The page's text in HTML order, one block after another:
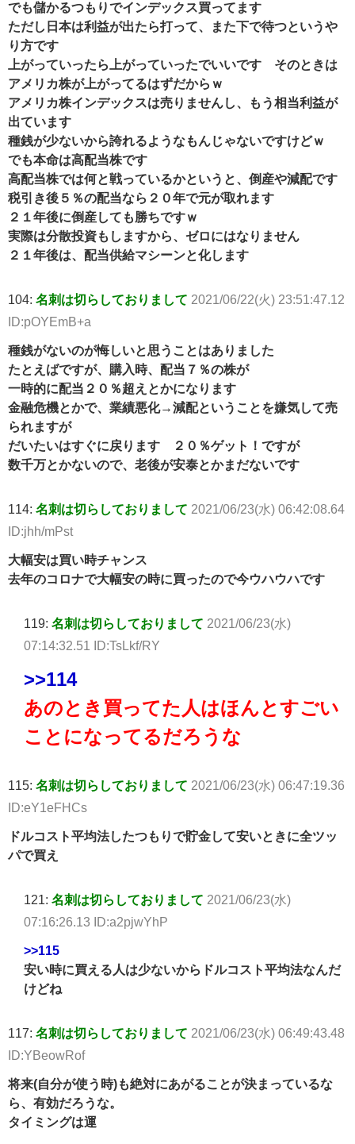
でも儲かるつもりでインデックス買ってます
ただし日本は利益が出たら打って、また下で待つというや
り方です
上がっていったら上がっていったでいいです そのときは
アメリカ株が上がってるはずだからｗ
アメリカ株インデックスは売りませんし、もう相当利益が
出ています
種銭が少ないから誇れるようなもんじゃないですけどｗ
でも本命は高配当株です
高配当株では何と戦っているかというと、倒産や減配です
税引き後５％の配当なら２０年で元が取れます
２１年後に倒産しても勝ちですｗ
実際は分散投資もしますから、ゼロにはなりません
２１年後は、配当供給マシーンと化します
104: 名刺は切らしておりまして 2021/06/22(火) 23:51:47.12
ID:pOYEmB+a
種銭がないのが悔しいと思うことはありました
たとえばですが、購入時、配当７％の株が
一時的に配当２０％超えとかになります
金融危機とかで、業績悪化→減配ということを嫌気して売
られますが
だいたいはすぐに戻ります ２０％ゲット！ですが
数千万とかないので、老後が安泰とかまだないです
114: 名刺は切らしておりまして 2021/06/23(水) 06:42:08.64
ID:jhh/mPst
大幅安は買い時チャンス
去年のコロナで大幅安の時に買ったので今ウハウハです
119: 名刺は切らしておりまして 2021/06/23(水)
07:14:32.51 ID:TsLkf/RY
>>114
あのとき買ってた人はほんとすごい
ことになってるだろうな
115: 名刺は切らしておりまして 2021/06/23(水) 06:47:19.36
ID:eY1eFHCs
ドルコスト平均法したつもりで貯金して安いときに全ツッ
パで買え
121: 名刺は切らしておりまして 2021/06/23(水)
07:16:26.13 ID:a2pjwYhP
>>115
安い時に買える人は少ないからドルコスト平均法なんだ
けどね
117: 名刺は切らしておりまして 2021/06/23(水) 06:49:43.48
ID:YBeowRof
将来(自分が使う時)も絶対にあがることが決まっているな
ら、有効だろうな。
タイミングは運